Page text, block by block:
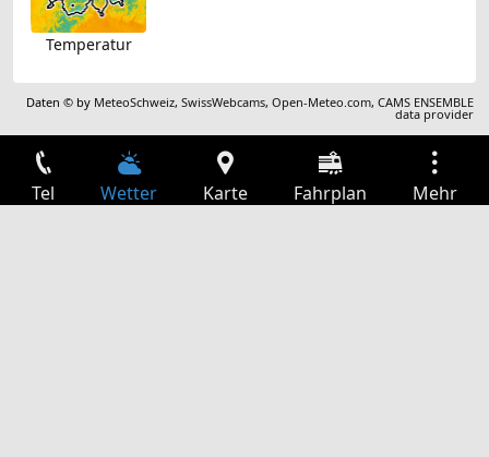
Temperatur
Daten © by MeteoSchweiz,SwissWebcams,Open-Meteo.com,CAMS ENSEMBLE
data provider
Tel Wetter Karte Fahrplan Mehr